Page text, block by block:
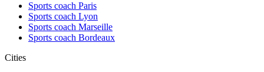
Sports coach Paris
Sports coach Lyon
Sports coach Marseille
Sports coach Bordeaux
Cities